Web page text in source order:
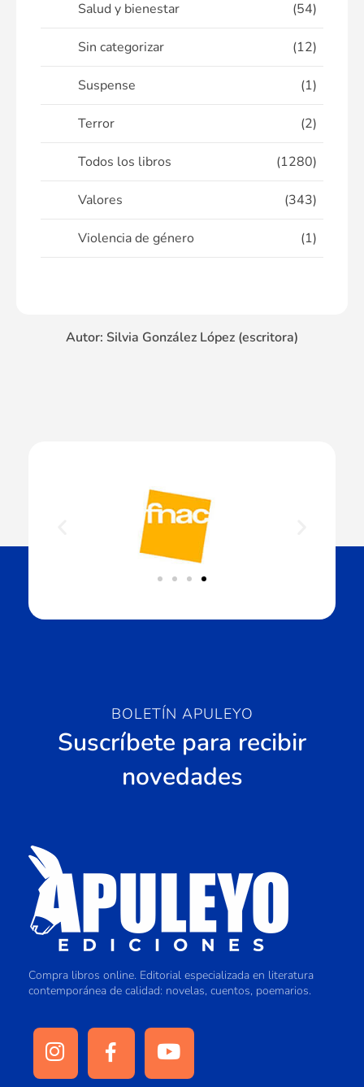
Salud y bienestar (54)
Sin categorizar (12)
Suspense (1)
Terror (2)
Todos los libros (1280)
Valores (343)
Violencia de género (1)
Autor: Silvia González López (escritora)
BOLETÍN APULEYO
Suscríbete para recibir
novedades
Compra libros online. Editorial especializada en literatura
contemporánea de calidad: novelas, cuentos, poemarios.